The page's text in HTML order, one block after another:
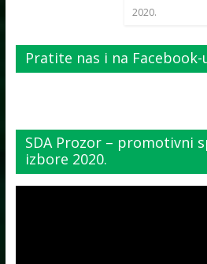
2020.
Pratite nas i na Facebook-
SDA Prozor – promotivni
izbore 2020.